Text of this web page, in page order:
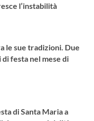
l’instabilità
le sue tradizioni. Due
festa nel mese di
di Santa Maria a